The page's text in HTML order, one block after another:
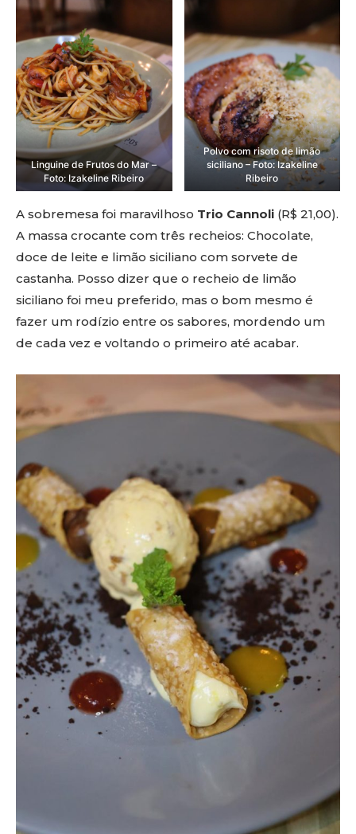
Linguine de Frutos do Mar –
Foto: Izakeline Ribeiro
Polvo com risoto de limão
siciliano – Foto: Izakeline
Ribeiro
A sobremesa foi maravilhoso Trio Cannoli (R$ 21,00).
A massa crocante com três recheios: Chocolate,
doce de leite e limão siciliano com sorvete de
castanha. Posso dizer que o recheio de limão
siciliano foi meu preferido, mas o bom mesmo é
fazer um rodízio entre os sabores, mordendo um
de cada vez e voltando o primeiro até acabar.